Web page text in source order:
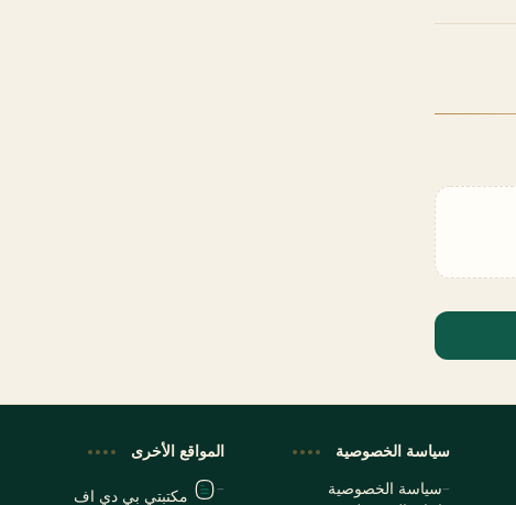
سياسة الخصوصية
سياسة الخصوصية
المواقع الأخرى
مكتبتي بي دي اف